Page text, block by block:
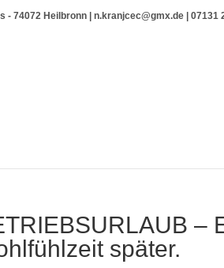
- 74072 Heilbronn | n.kranjcec@gmx.de | 07131
–
später.